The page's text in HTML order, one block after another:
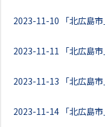
2023-11-10 「北広島
2023-11-11 「北広島
2023-11-13 「北広島
2023-11-14 「北広島